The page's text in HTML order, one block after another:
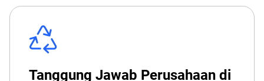
Tanggung Jawab Perusahaan di